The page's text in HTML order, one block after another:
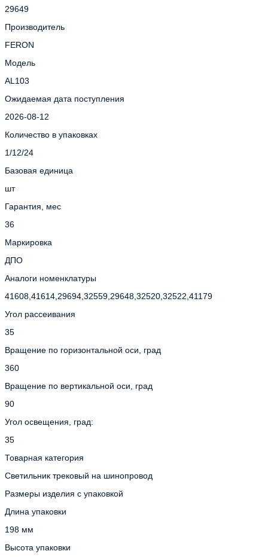
29649
Производитель
FERON
Модель
AL103
Ожидаемая дата поступления
2026-08-12
Количество в упаковках
1/12/24
Базовая единица
шт
Гарантия, мес
36
Маркировка
ДПО
Аналоги номенклатуры
41608,41614,29694,32559,29648,32520,32522,41179
Угол рассеивания
35
Вращение по горизонтальной оси, град
360
Вращение по вертикальной оси, град
90
Угол освещения, град:
35
Товарная категория
Светильник трековый на шинопровод
Размеры изделия с упаковкой
Длина упаковки
198 мм
Высота упаковки